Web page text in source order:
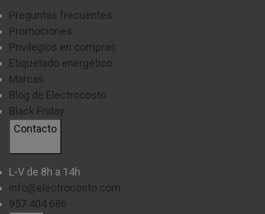
Preguntas frecuentes
Promociones
Privilegios en compras
Etiquetado energético
Marcas
Blog de Electrocosto
Black Friday
Contacto
L-V de 8h a 14h
info@electrocosto.com
957 404 686